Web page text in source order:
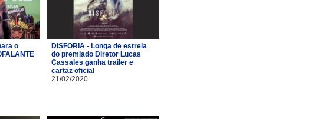
o
DISFORIA - Longa de estreia
do premiado Diretor Lucas
Cassales ganha trailer e
cartaz oficial
21/02/2020